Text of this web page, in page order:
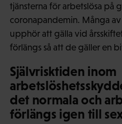
tjänsterna för arbetslösa på
coronapandemin. Många
upphör att gälla vid
förlängs så att de gäller en
Självrisktiden inom
det normala och
förlängs igen till